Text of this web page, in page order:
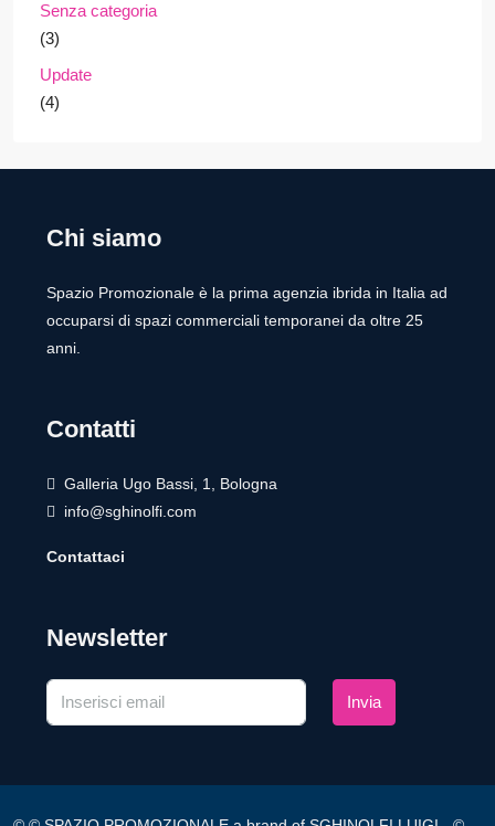
Senza categoria
(3)
Update
(4)
Chi siamo
Spazio Promozionale è la prima agenzia ibrida in Italia ad
occuparsi di spazi commerciali temporanei da oltre 25
anni.
Contatti
Galleria Ugo Bassi, 1, Bologna
info@sghinolfi.com
Contattaci
Newsletter
Invia